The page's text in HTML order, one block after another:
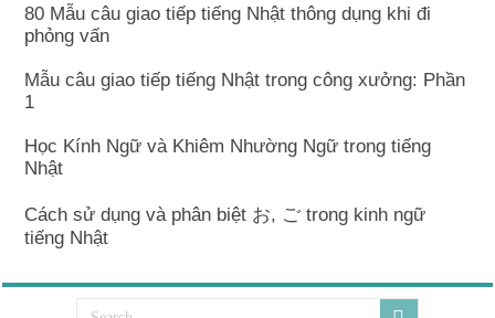
80 Mẫu câu giao tiếp tiếng Nhật thông dụng khi đi
phỏng vấn
Mẫu câu giao tiếp tiếng Nhật trong công xưởng: Phần
1
Học Kính Ngữ và Khiêm Nhường Ngữ trong tiếng
Nhật
Cách sử dụng và phân biệt お, ご trong kinh ngữ
tiếng Nhật